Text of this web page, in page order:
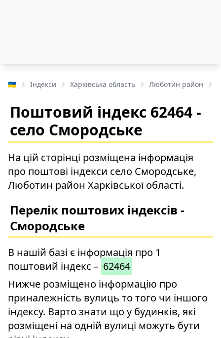
🇺🇦 Індекси Харківська область Люботин район
Поштовий індекс 62464 -
село Смородське
На цій сторінці розміщена інформація
про поштові індекси село Смородське,
Люботин район Харківської області.
Перелік поштових індексів -
Смородське
В нашій базі є інформація про 1
поштовий індекс – 62464
Нижче розміщено інформацію про
приналежність вулиць то того чи іншого
індексу. Варто знати що у будинків, які
розміщені на одній вулиці можуть бути